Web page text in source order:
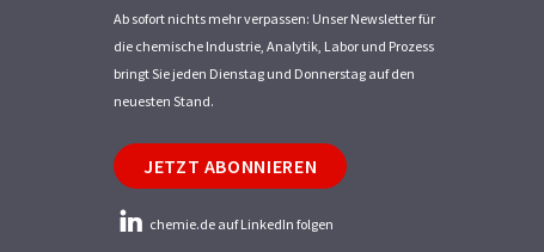
Ab sofort nichts mehr verpassen: Unser Newsletter für
die chemische Industrie, Analytik, Labor und Prozess
bringt Sie jeden Dienstag und Donnerstag auf den
neuesten Stand.
JETZT ABONNIEREN
chemie.de auf LinkedIn folgen